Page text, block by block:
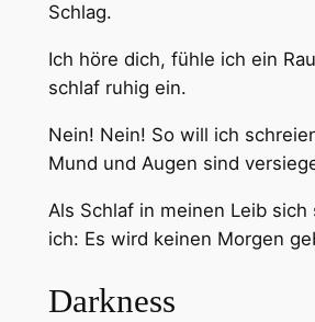
Schlag.
Ich höre dich, fühle ich ein
schlaf ruhig ein.
Nein! Nein! So will ich
Mund und Augen sind
Als Schlaf in meinen Leib
ich: Es wird keinen Morgen
Darkness